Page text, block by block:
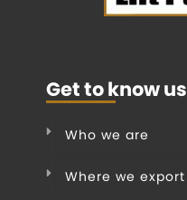
Get to know us
Who we are
Where we export